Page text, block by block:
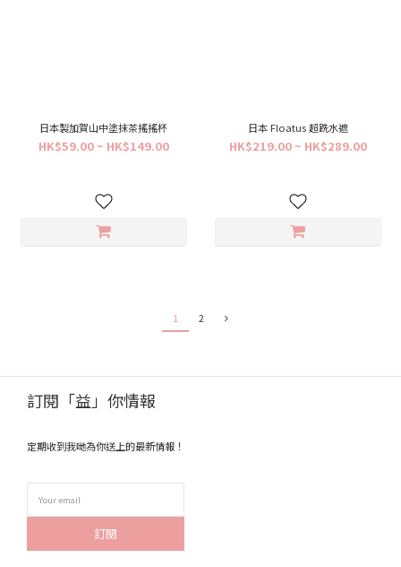
日本製加賀山中塗抹茶搖搖杯
HK$59.00 ~ HK$149.00
日本 Floatus 超跣水遮
HK$219.00 ~ HK$289.00
1 2
訂閱「益」你情報
定期收到我哋為你送上的最新情報！
訂閱